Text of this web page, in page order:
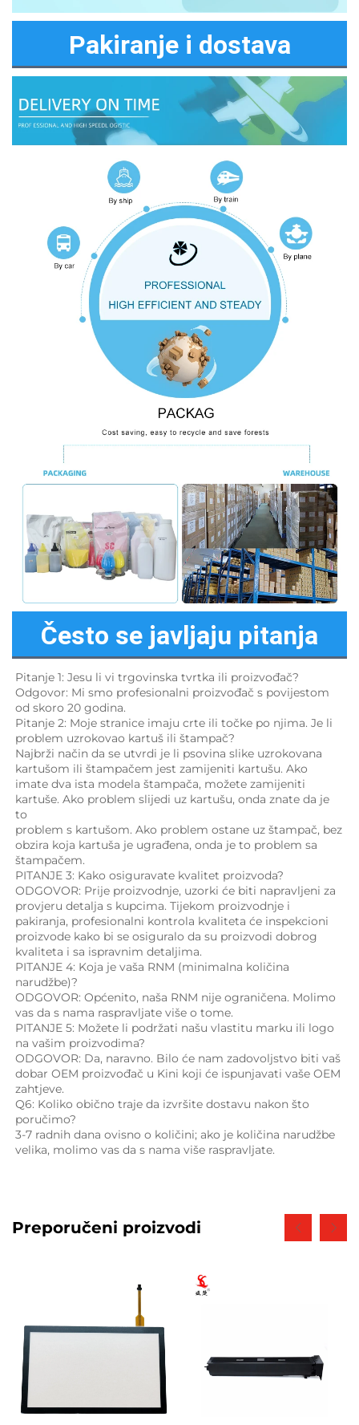
Pakiranje i dostava
Često se javljaju pitanja
Pitanje 1: Jesu li vi trgovinska tvrtka ili proizvođač?
Odgovor: Mi smo profesionalni proizvođač s povijestom
od skoro 20 godina.
Pitanje 2: Moje stranice imaju crte ili točke po njima. Je li
problem uzrokovao kartuš ili štampač?
Najbrži način da se utvrdi je li psovina slike uzrokovana
kartušom ili štampačem jest zamijeniti kartušu. Ako
imate dva ista modela štampača, možete zamijeniti
kartuše. Ako problem slijedi uz kartušu, onda znate da je
to
problem s kartušom. Ako problem ostane uz štampač, bez
obzira koja kartuša je ugrađena, onda je to problem sa
štampačem.
PITANJE 3: Kako osiguravate kvalitet proizvoda?
ODGOVOR: Prije proizvodnje, uzorki će biti napravljeni za
provjeru detalja s kupcima. Tijekom proizvodnje i
pakiranja, profesionalni kontrola kvaliteta će inspekcioni
proizvode kako bi se osiguralo da su proizvodi dobrog
kvaliteta i sa ispravnim detaljima.
PITANJE 4: Koja je vaša RNM (minimalna količina
narudžbe)?
ODGOVOR: Općenito, naša RNM nije ograničena. Molimo
vas da s nama raspravljate više o tome.
PITANJE 5: Možete li podržati našu vlastitu marku ili logo
na vašim proizvodima?
ODGOVOR: Da, naravno. Bilo će nam zadovoljstvo biti vaš
dobar OEM proizvođač u Kini koji će ispunjavati vaše OEM
zahtjeve.
Q6: Koliko obično traje da izvršite dostavu nakon što
poručimo?
3-7 radnih dana ovisno o količini; ako je količina narudžbe
velika, molimo vas da s nama više raspravljate.
Preporučeni proizvodi